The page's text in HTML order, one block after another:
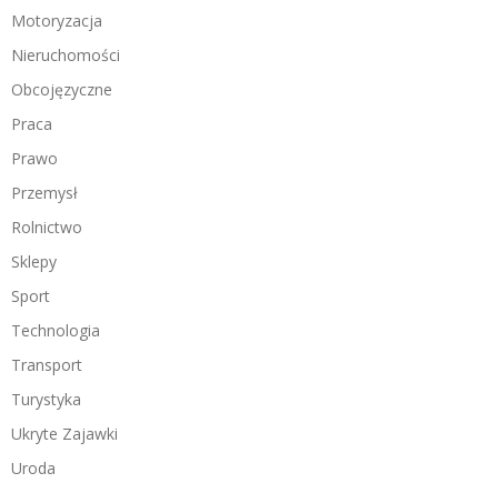
Motoryzacja
Nieruchomości
Obcojęzyczne
Praca
Prawo
Przemysł
Rolnictwo
Sklepy
Sport
Technologia
Transport
Turystyka
Ukryte Zajawki
Uroda